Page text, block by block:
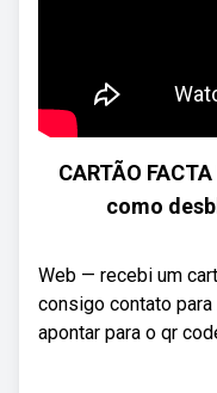
CARTÃO
como
Web — recebi um
consigo contato
apontar para o qr